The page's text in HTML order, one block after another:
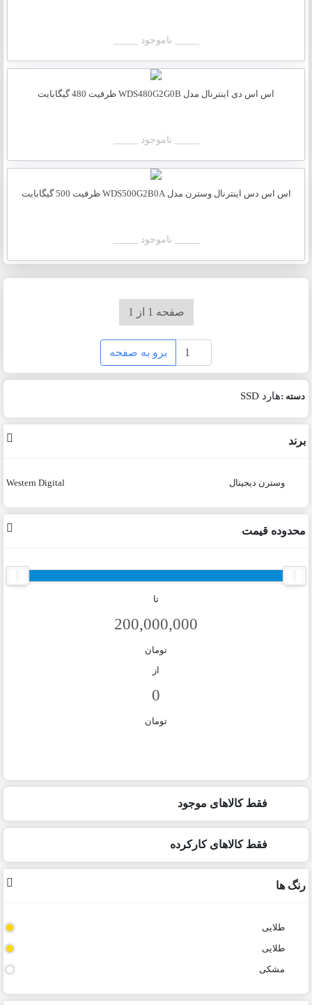
_____ ناموجود _____
اس اس دی اینترنال مدل WDS480G2G0B ظرفیت 480 گیگابایت
_____ ناموجود _____
اس اس دس اینترنال وسترن مدل WDS500G2B0A ظرفیت 500 گیگابایت
_____ ناموجود _____
صفحه 1 از 1
برو به صفحه
دسته :هارد SSD
برند
وسترن دیجیتال Western Digital
محدوده قیمت
تا
تومان
از
تومان
فقط کالاهای موجود
فقط کالاهای کارکرده
رنگ ها
طلایی
طلایی
مشکی